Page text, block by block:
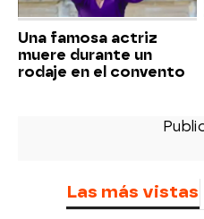
Una famosa actriz
muere durante un
rodaje en el convento
Las más vistas